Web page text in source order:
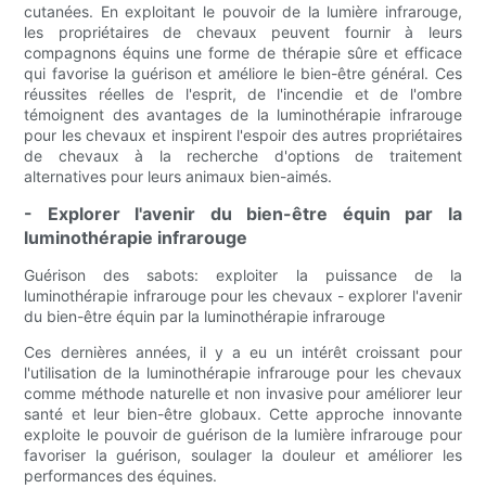
cutanées. En exploitant le pouvoir de la lumière infrarouge,
les propriétaires de chevaux peuvent fournir à leurs
compagnons équins une forme de thérapie sûre et efficace
qui favorise la guérison et améliore le bien-être général. Ces
réussites réelles de l'esprit, de l'incendie et de l'ombre
témoignent des avantages de la luminothérapie infrarouge
pour les chevaux et inspirent l'espoir des autres propriétaires
de chevaux à la recherche d'options de traitement
alternatives pour leurs animaux bien-aimés.
- Explorer l'avenir du bien-être équin par la
luminothérapie infrarouge
Guérison des sabots: exploiter la puissance de la
luminothérapie infrarouge pour les chevaux - explorer l'avenir
du bien-être équin par la luminothérapie infrarouge
Ces dernières années, il y a eu un intérêt croissant pour
l'utilisation de la luminothérapie infrarouge pour les chevaux
comme méthode naturelle et non invasive pour améliorer leur
santé et leur bien-être globaux. Cette approche innovante
exploite le pouvoir de guérison de la lumière infrarouge pour
favoriser la guérison, soulager la douleur et améliorer les
performances des équines.